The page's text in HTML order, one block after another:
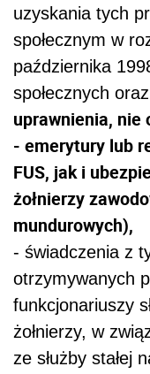
uzyskania tych
społecznym w
października
społecznych
uprawnienia, nie
- emerytury lub
FUS, jak i
żołnierzy
mundurowych),
- świadczenia z
otrzymywanych
funkcjonariuszy
żołnierzy, w
ze służby stałej